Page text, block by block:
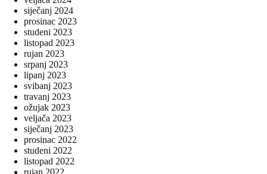
siječanj 2024
prosinac 2023
studeni 2023
listopad 2023
rujan 2023
srpanj 2023
lipanj 2023
svibanj 2023
travanj 2023
ožujak 2023
veljača 2023
siječanj 2023
prosinac 2022
studeni 2022
listopad 2022
rujan 2022